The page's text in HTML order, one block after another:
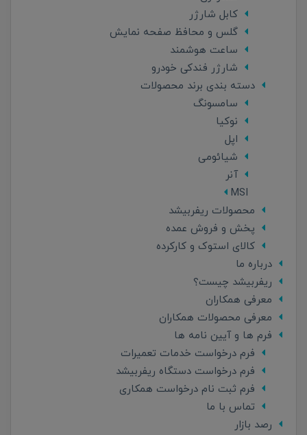
کابل شارژر
گلس و محافظ صفحه نمایش
ساعت هوشمند
شارژر فندکی خودرو
دسته بندی برند محصولات
سامسونگ
نوکیا
اپل
شیائومی
آنر
MSI
محصولات ریفربیشد
پخش و فروش عمده
کالای استوک و کارکرده
درباره ما
ریفربیشد چیست؟
معرفی همکاران
معرفی محصولات همکاران
فرم ها و آیین نامه ها
فرم درخواست خدمات تعمیرات
فرم درخواست دستگاه ریفربیشد
فرم ثبت نام درخواست همکاری
تماس با ما
رصد بازار